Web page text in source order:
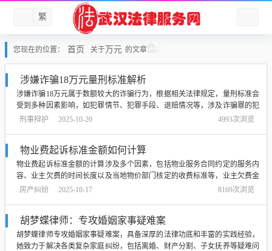
繁
您现在的位置： 首页 关于万元 的文章
涉嫌诈骗18万元量刑标准解析
涉嫌诈骗18万元属于数额较大的诈骗行为，根据相关法律规定，量刑标准会
受到多种因素影响，如犯罪情节、犯罪手段、退赔情况等，涉及诈骗罪的犯
罪嫌疑人将面临较为严厉的法律制裁，可能会被判处相应的有期徒刑，并处
刑事辩护 2025-10-20 4993次浏览
物业费起诉标准金额如何计算
物业费起诉标准金额的计算涉及多个因素，包括物业服务合同约定的服务内
容、业主欠费的时间长度以及当地物价部门核定的收费标准等，业主欠费金
额达到一定程度，如连续数月或累计金额超过一定限额，物业公司可依法向
房产纠纷 2025-10-17 8169次浏览
胡梦蝶律师：专攻婚姻家事疑难案
胡梦蝶律师专攻婚姻家事疑难案，具备深厚的法律功底和丰富的实践经验，
她致力于解决各类复杂家庭纠纷，包括离婚、财产分割、子女抚养等疑难问